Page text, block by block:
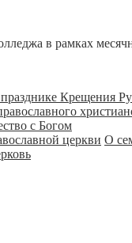
в рамках
Крещения
с Богом
О